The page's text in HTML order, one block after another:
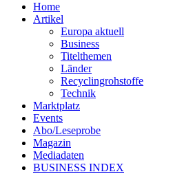
Home
Artikel
Europa aktuell
Business
Titelthemen
Länder
Recyclingrohstoffe
Technik
Marktplatz
Events
Abo/Leseprobe
Magazin
Mediadaten
BUSINESS INDEX